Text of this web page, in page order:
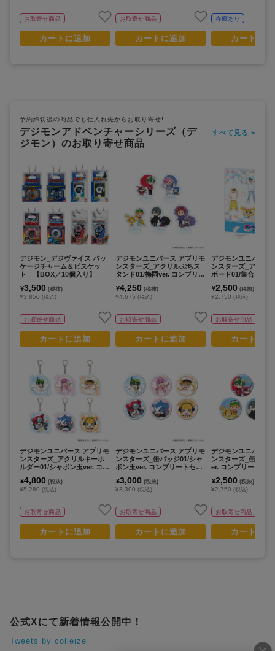
お取寄せ商品
カートに追加
お取寄せ商品
カートに追加
在庫あり
カートに
予約締切後の商品でも仕入れ先からお取り寄せ!
デジモンアドベンチャーシリーズ（デ
ジモン）のお取り寄せ商品
すべて見る >
デジモン_デジヴァイス パッ
ケージチャーム＆ビスケッ
ト 【BOX／10個入り】
¥3,500 (税抜)
¥3,850 (税込)
お取寄せ商品
カートに追加
デジモンユニバース アプリモ
ンスターズ_アクリルキーホ
ルダー01/シャボン玉ver. コン
下ろしイラスト)【コンプリー
トセット／6個入り】
¥4,800 (税抜)
¥5,280 (税込)
お取寄せ商品
カートに追加
デジモンユニバース アプリモ
ンスターズ_アクリルぷちス
タンド01/梅雨ver. コンプリー
トイラスト)【コンプリートセ
ット／5個入り】
¥4,250 (税抜)
¥4,675 (税込)
お取寄せ商品
カートに追加
デジモンユニバース アプリモ
ンスターズ_缶バッジ01/シャ
ボン玉ver. コンプリートセッ
ト)【コンプリートセット／6
個入り】
¥3,000 (税抜)
¥3,300 (税込)
お取寄せ商品
カートに追加
デジモンユニバース
ンスターズ_アクリ
ボード01/集合デザ
ト)
¥2,500 (税抜)
¥2,750 (税込)
お取寄せ商品
カートに
デジモンユニバース
ンスターズ_缶バッ
er. コンプリートセ
【コンプリートセッ
入り】
¥2,500 (税抜)
¥2,750 (税込)
お取寄せ商品
カートに
公式Xにて新着情報公開中！
Tweets by colleize